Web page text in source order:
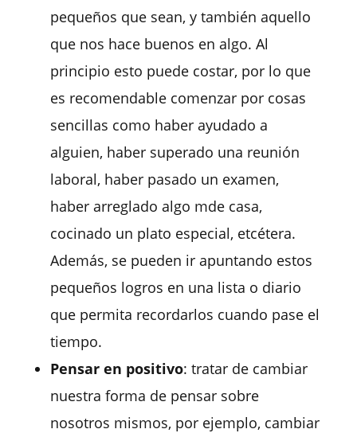
pequeños que sean, y también aquello
que nos hace buenos en algo. Al
principio esto puede costar, por lo que
es recomendable comenzar por cosas
sencillas como haber ayudado a
alguien, haber superado una reunión
laboral, haber pasado un examen,
haber arreglado algo mde casa,
cocinado un plato especial, etcétera.
Además, se pueden ir apuntando estos
pequeños logros en una lista o diario
que permita recordarlos cuando pase el
tiempo.
Pensar en positivo: tratar de cambiar
nuestra forma de pensar sobre
nosotros mismos, por ejemplo, cambiar